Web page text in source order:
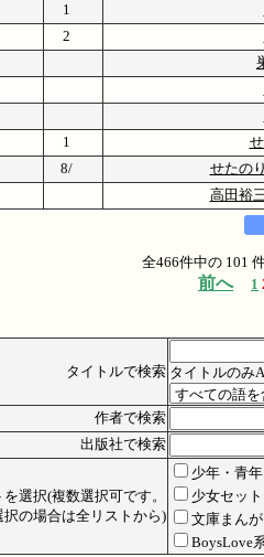
1
2
1
8/ せたの
高田裕
全466件中の 101
前へ 1
タイトルで検索 タイトルのみ
作者で検索
出版社で検索
を選択(複数選択可です。
択の場合は全リストから)
少年・青
少女セット
文庫まんが
BoysLove